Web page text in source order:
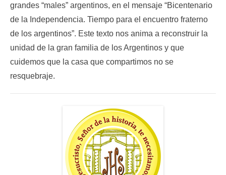
grandes “males” argentinos, en el mensaje “Bicentenario
de la Independencia. Tiempo para el encuentro fraterno
de los argentinos”. Este texto nos anima a reconstruir la
unidad de la gran familia de los Argentinos y que
cuidemos que la casa que compartimos no se
resquebraje.